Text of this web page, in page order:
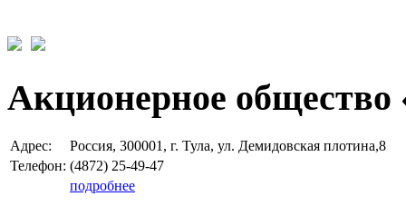
Акционерное общество
Адрес:
Россия, 300001, г. Тула, ул. Демидовская плотина,8
Телефон: (4872) 25-49-47
подробнее